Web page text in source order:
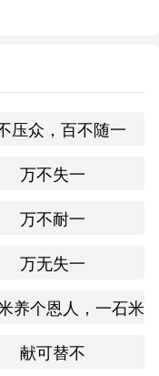
持。
，随便应付，与追求
压众，百不随一
万不失一
万不耐一
万无失一
养个恩人，一石米
献可替不